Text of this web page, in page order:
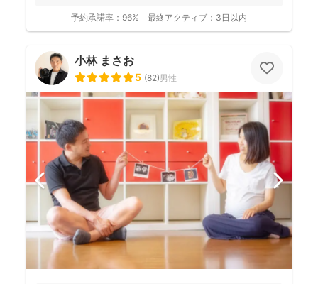
予約承諾率： 96% 最終アクティブ： 3日以内
小林 まさお
5 (82)男性